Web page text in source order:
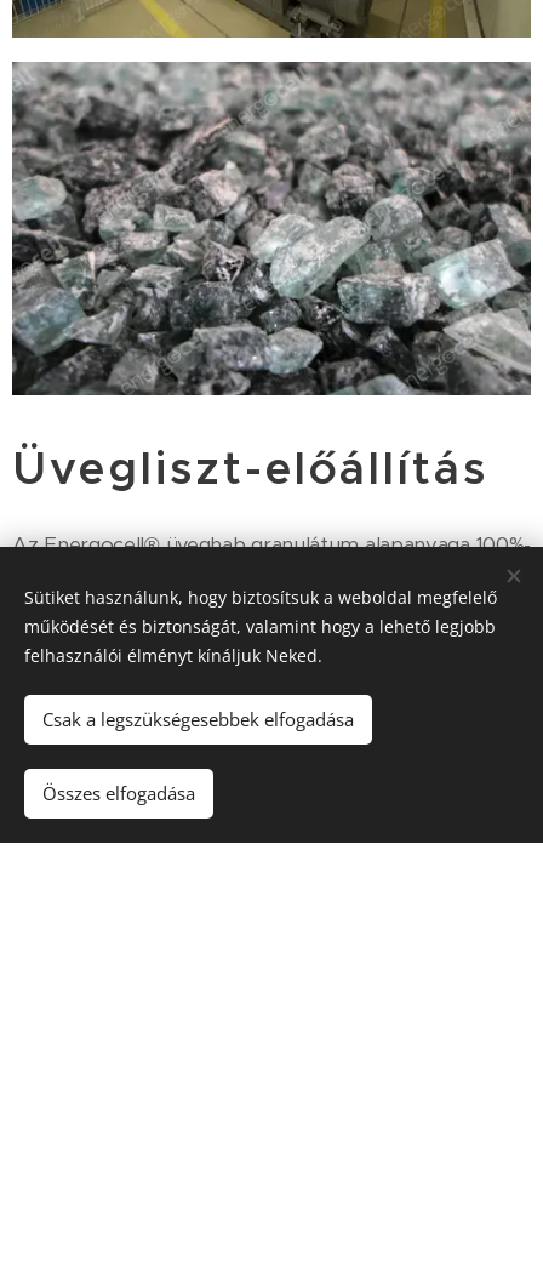
Üvegliszt-előállítás
Az Energocell® üveghab granulátum alapanyaga 100%-
ban használt üveg, így eljárásunk nemcsak egyszerű
feldolgozás, hanem értéknövelő újrahasznosítás
(upcycling) is. Az üveghulladékot hasznos hőszigetelő
késztermékké, üveghab granulátummá vagy lappá
alakítjuk át. A gyártás kezdeti szakaszában, az
üveghulladék feldolgozásának első ütemében, kész
alapanyagot, mikron szemcseméretű üveglisztet
állítunk elő golyós őrlőmalom segítségével.
Sütiket használunk, hogy biztosítsuk a weboldal megfelelő
működését és biztonságát, valamint hogy a lehető legjobb
felhasználói élményt kínáljuk Neked.
Csak a legszükségesebbek elfogadása
Összes elfogadása